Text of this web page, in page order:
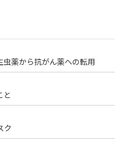
薬から抗がん薬への転用
と
ク